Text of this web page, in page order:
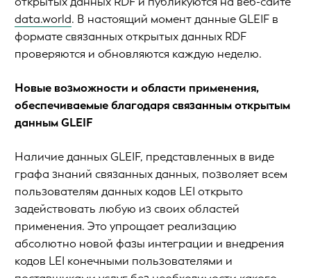
data.world. В настоящий момент данные GLEIF в
формате связанных открытых данных RDF
проверяются и обновляются каждую неделю.
Новые возможности и области применения,
обеспечиваемые благодаря связанным открытым
данным GLEIF
Наличие данных GLEIF, представленных в виде
графа знаний связанных данных, позволяет всем
пользователям данных кодов LEI открыто
задействовать любую из своих областей
применения. Это упрощает реализацию
абсолютно новой фазы интеграции и внедрения
кодов LEI конечными пользователями и